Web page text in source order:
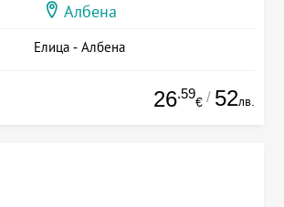
Албена
Елица - Албена
26.59
€ / 52лв.